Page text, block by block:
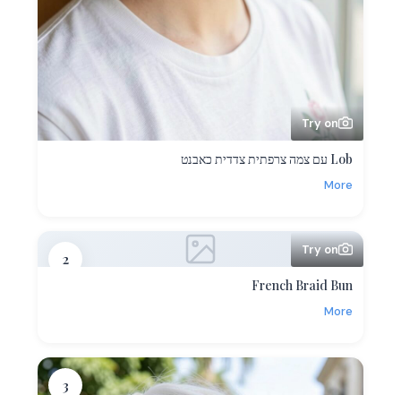
Try on
Lob עם צמה צרפתית צדדית כאבנט
More
2
Try on
French Braid Bun
More
3